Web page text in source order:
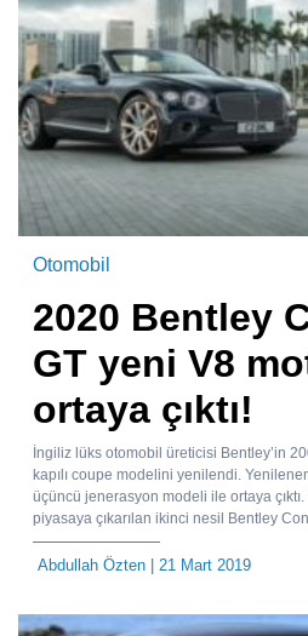
Otomobil
2020 Bentley
GT yeni V8
ortaya çıktı!
İngiliz lüks otomobil üreticisi Bentley’in
kapılı coupe modelini yenilendi.
üçüncü jenerasyon modeli ile ortaya çıktı.
piyasaya çıkarılan ikinci nesil Bentley
Abdullah Özten | 21 Mart 2019